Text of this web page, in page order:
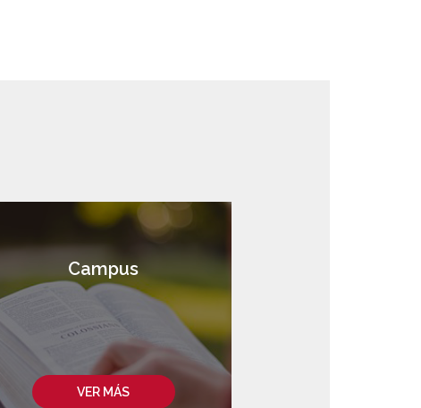
VER MÁS
Campus